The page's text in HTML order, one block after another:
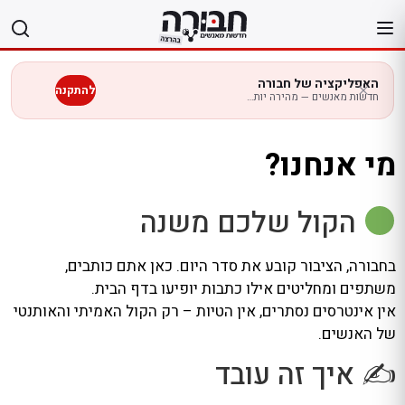
לתוכן
האפליקציה של חבורה
חדשות מאנשים — מהירה יותר בנייד להתקנה
מי אנחנו?
הקול שלכם משנה
בחבורה, הציבור קובע את סדר היום. כאן אתם כותבים,
משתפים ומחליטים אילו כתבות יופיעו בדף הבית.
אין אינטרסים נסתרים, אין הטיות – רק הקול האמיתי והאותנטי
של האנשים.
✍️ איך זה עובד